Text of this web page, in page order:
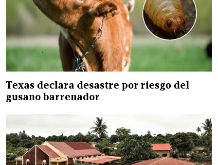
Texas declara desastre por riesgo del
gusano barrenador